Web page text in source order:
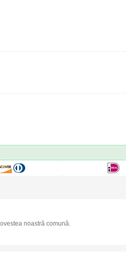
noastră comună.